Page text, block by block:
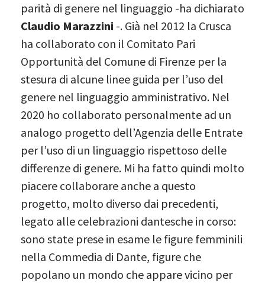
parità di genere nel linguaggio -ha dichiarato
Claudio Marazzini -. Già nel 2012 la Crusca
ha collaborato con il Comitato Pari
Opportunità del Comune di Firenze per la
stesura di alcune linee guida per l’uso del
genere nel linguaggio amministrativo. Nel
2020 ho collaborato personalmente ad un
analogo progetto dell’Agenzia delle Entrate
per l’uso di un linguaggio rispettoso delle
differenze di genere. Mi ha fatto quindi molto
piacere collaborare anche a questo
progetto, molto diverso dai precedenti,
legato alle celebrazioni dantesche in corso:
sono state prese in esame le figure femminili
nella Commedia di Dante, figure che
popolano un mondo che appare vicino per